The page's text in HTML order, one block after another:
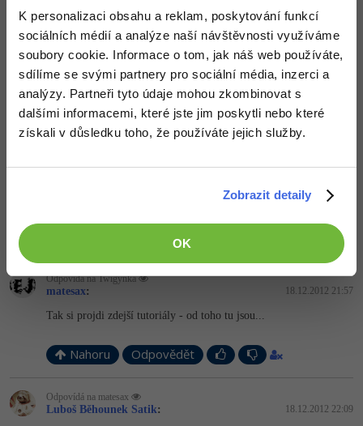
K personalizaci obsahu a reklam, poskytování funkcí
sociálních médií a analýze naší návštěvnosti využíváme
soubory cookie. Informace o tom, jak náš web používáte,
sdílíme se svými partnery pro sociální média, inzerci a
analýzy. Partneři tyto údaje mohou zkombinovat s
dalšími informacemi, které jste jim poskytli nebo které
získali v důsledku toho, že používáte jejich služby.
Zobrazit detaily
OK
slovníkFigurek­.Values.Conta­ins(viz. hoře) a před tím usekneš asi
pomocí LINQ aktuálního hráče - zvoleného z enum... Vše je hoře
popsáno...
Editováno
Nahoru Odpovědět
Twigynka: 18.12.2012 21:53
například nemam ani šajnu co je enum...
Odpovídá na Twigynka
matesax: 18.12.2012 21:57
Tak si projdi zdejší tutoriály - od toho tu jsou...
Nahoru Odpovědět
Odpovídá na matesax
Luboš Běhounek Satik: 18.12.2012 22:09